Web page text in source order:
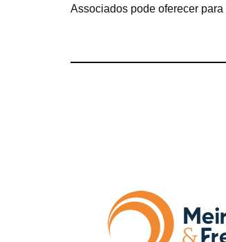
Associados pode oferecer para